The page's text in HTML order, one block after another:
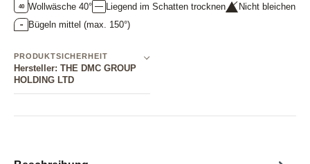
40 Wollwäsche 40° Liegend im Schatten trocknen Nicht bleichen
•• Bügeln mittel (max. 150°)
PRODUKTSICHERHEIT
Hersteller: THE DMC GROUP
HOLDING LTD